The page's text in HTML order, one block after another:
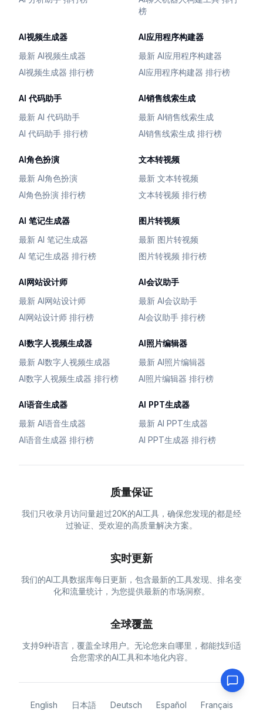
榜
AI视频生成器
最新 AI视频生成器
AI视频生成器 排行榜
AI应用程序构建器
最新 AI应用程序构建器
AI应用程序构建器 排行榜
AI 代码助手
最新 AI 代码助手
AI 代码助手 排行榜
AI销售线索生成
最新 AI销售线索生成
AI销售线索生成 排行榜
AI角色扮演
最新 AI角色扮演
AI角色扮演 排行榜
文本转视频
最新 文本转视频
文本转视频 排行榜
AI 笔记生成器
最新 AI 笔记生成器
AI 笔记生成器 排行榜
图片转视频
最新 图片转视频
图片转视频 排行榜
AI网站设计师
最新 AI网站设计师
AI网站设计师 排行榜
AI会议助手
最新 AI会议助手
AI会议助手 排行榜
AI数字人视频生成器
最新 AI数字人视频生成器
AI数字人视频生成器 排行榜
AI照片编辑器
最新 AI照片编辑器
AI照片编辑器 排行榜
AI语音生成器
最新 AI语音生成器
AI语音生成器 排行榜
AI PPT生成器
最新 AI PPT生成器
AI PPT生成器 排行榜
质量保证
我们只收录月访问量超过20K的AI工具，确保您发现的都是经
过验证、受欢迎的高质量解决方案。
实时更新
我们的AI工具数据库每日更新，包含最新的工具发现、排名变
化和流量统计，为您提供最新的市场洞察。
全球覆盖
支持9种语言，覆盖全球用户。无论您来自哪里，都能找到适
合您需求的AI工具和本地化内容。
English 日本語 Deutsch Español Français